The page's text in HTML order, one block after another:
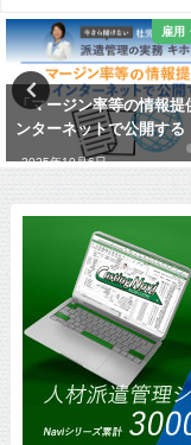
雇用
「マージン率等の情報提
ンターネットで公開する
2025年10月6日